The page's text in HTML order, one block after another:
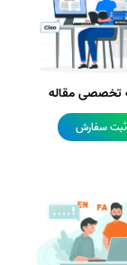
تخصصی مقاله
ثبت سفارش